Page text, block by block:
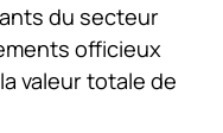
du secteur
officieux
valeur totale de